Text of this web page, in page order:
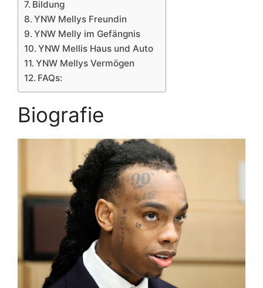
Bildung
YNW Mellys Freundin
YNW Melly im Gefängnis
YNW Mellis Haus und Auto
YNW Mellys Vermögen
FAQs:
Biografie